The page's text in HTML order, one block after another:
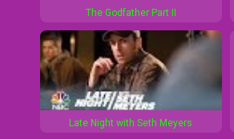
The Godfather Part II
Late Night with Seth Meyers